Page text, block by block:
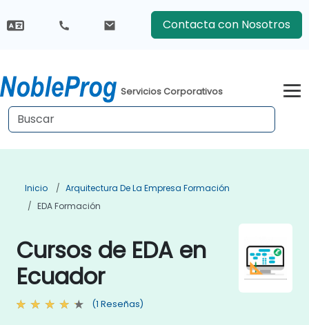
Contacta con Nosotros
Servicios Corporativos
Inicio
Arquitectura De La Empresa Formación
EDA Formación
Cursos de EDA en
Ecuador
(1 Reseñas)